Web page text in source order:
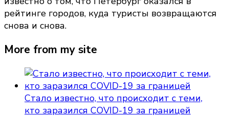
рейтинге городов, куда туристы возвращаются
снова и снова.
More from my site
Стало известно, что происходит с теми,
кто заразился COVID-19 за границей